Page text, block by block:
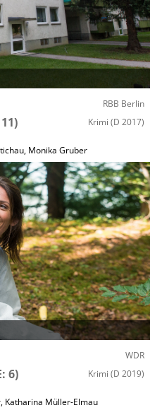
RBB Berlin
Krimi (D 2017)
, Monika Gruber
WDR
6) Krimi (D 2019)
, Katharina Müller-Elmau